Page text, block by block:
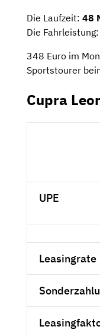
Die Laufzeit: 48
Die Fahrleistung:
348 Euro im
Sportstourer
Cupra
UPE
Leasingrate